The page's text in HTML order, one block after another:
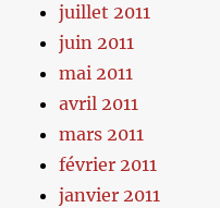
juillet 2011
juin 2011
mai 2011
avril 2011
mars 2011
février 2011
janvier 2011